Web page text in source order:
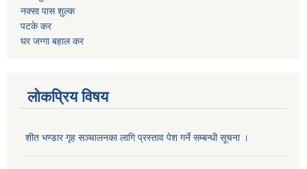
नक्सा पास शुल्क
पटके कर
घर जग्गा बहाल कर
लोकप्रिय विषय
शीत भण्डार गृह सञ्चालनका लागि प्रस्ताव पेश गर्ने सम्बन्धी सूचना ।